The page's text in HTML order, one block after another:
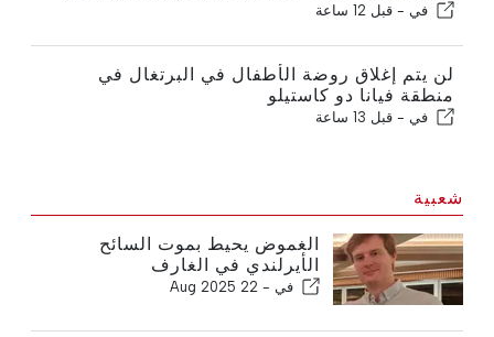
في - قبل 12 ساعة
لن يتم إغلاق روضة الأطفال في البرتغال في
منطقة فيانا دو كاستيلو
في - قبل 13 ساعة
شعبية
الغموض يحيط بموت السائح
الأيرلندي في الغارف
في - 22 Aug 2025